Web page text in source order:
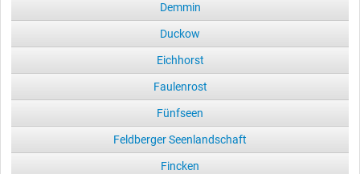
Demmin
Duckow
Eichhorst
Faulenrost
Fünfseen
Feldberger Seenlandschaft
Fincken